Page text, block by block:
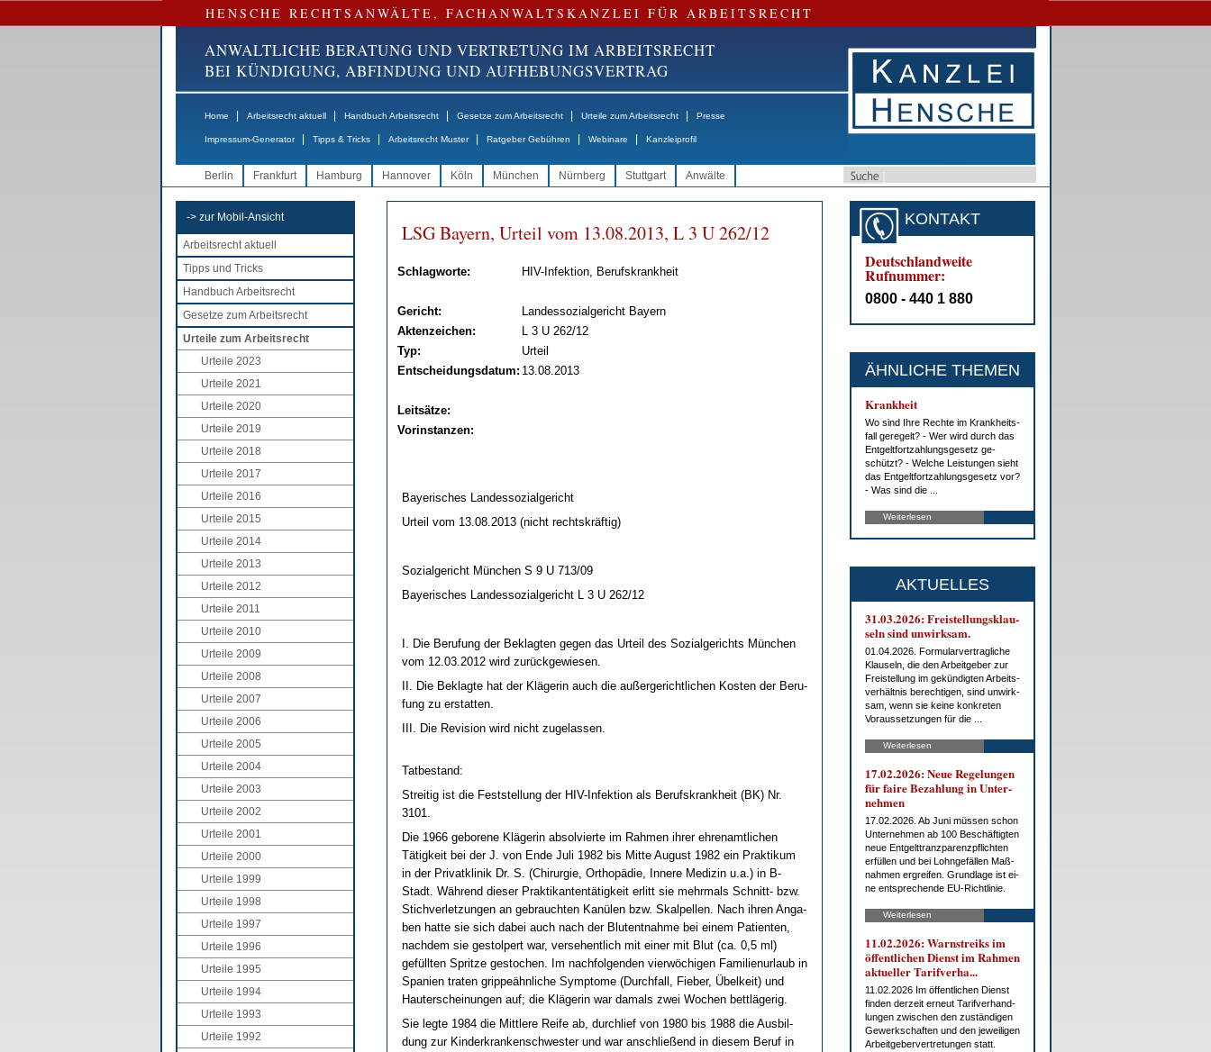
HENSCHE RECHTSANWÄLTE, FACHANWALTSKANZLEI FÜR ARBEITSRECHT
ANWALTLICHE BERATUNG UND VERTRETUNG IM ARBEITSRECHT
BEI KÜNDIGUNG, ABFINDUNG UND AUFHEBUNGSVERTRAG
Home Arbeitsrecht aktuell Handbuch Arbeitsrecht Gesetze zum Arbeitsrecht Urteile zum Arbeitsrecht Presse
Impressum-Generator Tipps & Tricks Arbeitsrecht Muster Ratgeber Gebühren Webinare Kanzleiprofil
Berlin Frankfurt Hamburg Hannover Köln München Nürnberg Stuttgart Anwälte
-> zur Mobil-Ansicht
Arbeitsrecht aktuell
Tipps und Tricks
Handbuch Arbeitsrecht
Gesetze zum Arbeitsrecht
Urteile zum Arbeitsrecht
Urteile 2023
Urteile 2021
Urteile 2020
Urteile 2019
Urteile 2018
Urteile 2017
Urteile 2016
Urteile 2015
Urteile 2014
Urteile 2013
Urteile 2012
Urteile 2011
Urteile 2010
Urteile 2009
Urteile 2008
Urteile 2007
Urteile 2006
Urteile 2005
Urteile 2004
Urteile 2003
Urteile 2002
Urteile 2001
Urteile 2000
Urteile 1999
Urteile 1998
Urteile 1997
Urteile 1996
Urteile 1995
Urteile 1994
Urteile 1993
Urteile 1992
LSG Bay­ern, Ur­teil vom 13.08.2013, L 3 U 262/12
Schlagworte: HIV-Infektion, Berufskrankheit
Gericht:
Landessozialgericht Bayern
Aktenzeichen:
L 3 U 262/12
Typ:
Urteil
Entscheidungsdatum: 13.08.2013
Leitsätze:
Vorinstanzen:
Baye­ri­sches Lan­des­so­zi­al­ge­richt
Ur­teil vom 13.08.2013 (nicht rechts­kräftig)
So­zi­al­ge­richt München S 9 U 713/09
Baye­ri­sches Lan­des­so­zi­al­ge­richt L 3 U 262/12
I. Die Be­ru­fung der Be­klag­ten ge­gen das Ur­teil des So­zi­al­ge­richts München
vom 12.03.2012 wird zurück­ge­wie­sen.
II. Die Be­klag­te hat der Kläge­rin auch die außer­ge­richt­li­chen Kos­ten der Be­ru­
fung zu er­stat­ten.
III. Die Re­vi­si­on wird nicht zu­ge­las­sen.
Tat­be­stand:
Strei­tig ist die Fest­stel­lung der HIV-In­fek­ti­on als Be­rufs­krank­heit (BK) Nr.
3101.
Die 1966 ge­bo­re­ne Kläge­rin ab­sol­vier­te im Rah­men ih­rer eh­ren­amt­li­chen
Tätig­keit bei der J. von En­de Ju­li 1982 bis Mit­te Au­gust 1982 ein Prak­ti­kum
in der Pri­vat­kli­nik Dr. S. (Chir­ur­gie, Or­thopädie, In­ne­re Me­di­zin u.a.) in B-
Stadt. Während die­ser Prak­ti­kan­tentätig­keit er­litt sie mehr­mals Schnitt- bzw.
Stich­ver­let­zun­gen an ge­brauch­ten Kanülen bzw. Skal­pel­len. Nach ih­ren An­ga­
ben hat­te sie sich da­bei auch nach der Blut­ent­nah­me bei ei­nem Pa­ti­en­ten,
nach­dem sie ge­stol­pert war, ver­se­hent­lich mit ei­ner mit Blut (ca. 0,5 ml)
gefüll­ten Sprit­ze ge­sto­chen. Im nach­fol­gen­den vierwöchi­gen Fa­mi­li­en­ur­laub in
Spa­ni­en tra­ten grip­peähn­li­che Sym­pto­me (Durch­fall, Fie­ber, Übel­keit) und
Hau­t­er­schei­nun­gen auf; die Kläge­rin war da­mals zwei Wo­chen bettläge­rig.
Sie leg­te 1984 die Mitt­le­re Rei­fe ab, durch­lief von 1980 bis 1988 die Aus­bil­
dung zur Kin­der­kran­ken­schwes­ter und war an­sch­ließend in die­sem Be­ruf in
KONTAKT
Deutschlandweite
Rufnummer:
0800 - 440 1 880
ÄHNLICHE THEMEN
Krank­heit
Wo sind Ih­re Rech­te im Krank­heits­
fall ge­re­gelt? - Wer wird durch das
Ent­gelt­fort­zah­lungs­ge­setz ge­
schützt? - Wel­che Leis­tun­gen sieht
das Ent­gelt­fort­zah­lungs­ge­setz vor?
- Was sind die ...
Weiterlesen
AKTUELLES
31.03.2026: Frei­stel­lungs­klau­
seln sind un­wirk­sam.
01.04.2026. For­mu­lar­ver­trag­li­che
Klau­seln, die den Ar­beit­ge­ber zur
Frei­stel­lung im ge­kün­dig­ten Ar­beits­
ver­hält­nis be­rech­ti­gen, sind un­wirk­
sam, wenn sie kei­ne kon­kre­ten
Vor­aus­set­zun­gen für die ...
Weiterlesen
17.02.2026: Neue Re­ge­lun­gen
für fai­re Be­zah­lung in Un­ter­
neh­men
17.02.2026. Ab Ju­ni müs­sen schon
Un­ter­neh­men ab 100 Be­schäf­tig­ten
neue Ent­gelt­tranz­pa­renz­pflich­ten
er­fül­len und bei Lohn­ge­fäl­len Maß­
nah­men er­grei­fen. Grund­la­ge ist ei­
ne ent­spre­chen­de EU-Richt­li­nie.
Weiterlesen
11.02.2026: Warn­streiks im
öf­fent­li­chen Dienst im Rah­men
ak­tu­el­ler Ta­rif­ver­ha...
11.02.2026 Im öf­fent­li­chen Dienst
fin­den der­zeit er­neut Ta­rif­ver­hand­
lun­gen zwi­schen den zu­stän­di­gen
Ge­werk­schaf­ten und den je­wei­li­gen
Ar­beit­ge­ber­ver­tre­tun­gen statt.